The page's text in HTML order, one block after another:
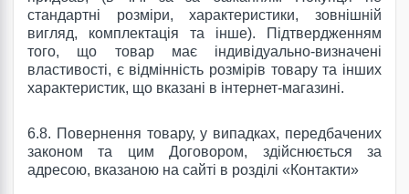
стандартні розміри, характеристики, зовнішній
вигляд, комплектація та інше).
Підтвердженням
того, що товар має індивідуально-визначені
властивості, є відмінність розмірів товару та інших
характеристик, що вказані в інтернет-магазині.
6.8. Повернення товару, у випадках, передбачених
законом та цим Договором, здійснюється за
адресою, вказаною на сайті в розділі «Контакти»